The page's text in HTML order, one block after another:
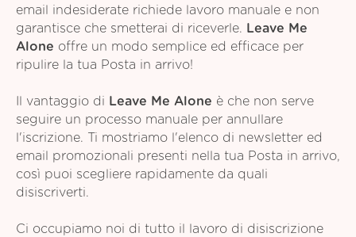
email indesiderate richiede lavoro manuale e non
garantisce che smetterai di riceverle.
Leave Me
Alone offre un modo semplice ed efficace per
ripulire la tua Posta in arrivo!
Il vantaggio di Leave Me Alone è che non serve
seguire un processo manuale per annullare
l'iscrizione. Ti mostriamo l'elenco di newsletter ed
email promozionali presenti nella tua Posta in arrivo,
così puoi scegliere rapidamente da quali
disiscriverti.
Ci occupiamo noi di tutto il lavoro di disiscrizione